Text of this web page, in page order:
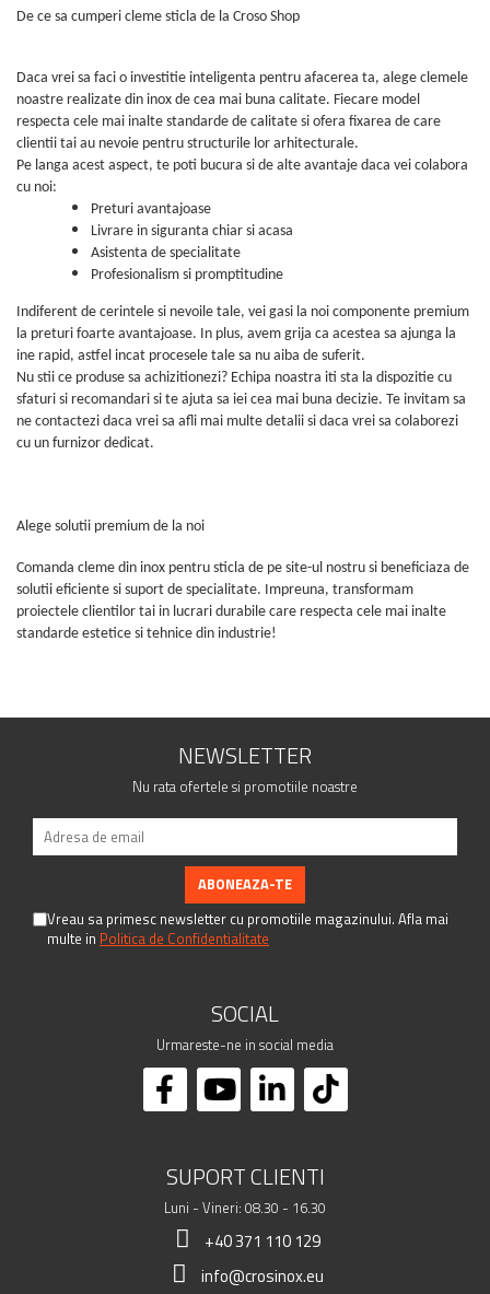
De ce sa cumperi cleme sticla de la Croso Shop
Daca vrei sa faci o investitie inteligenta pentru afacerea ta, alege clemele
noastre realizate din inox de cea mai buna calitate. Fiecare model
respecta cele mai inalte standarde de calitate si ofera fixarea de care
clientii tai au nevoie pentru structurile lor arhitecturale.
Pe langa acest aspect, te poti bucura si de alte avantaje daca vei colabora
cu noi:
Preturi avantajoase
Livrare in siguranta chiar si acasa
Asistenta de specialitate
Profesionalism si promptitudine
Indiferent de cerintele si nevoile tale, vei gasi la noi componente premium
la preturi foarte avantajoase. In plus, avem grija ca acestea sa ajunga la
ine rapid, astfel incat procesele tale sa nu aiba de suferit.
Nu stii ce produse sa achizitionezi? Echipa noastra iti sta la dispozitie cu
sfaturi si recomandari si te ajuta sa iei cea mai buna decizie. Te invitam sa
ne contactezi daca vrei sa afli mai multe detalii si daca vrei sa colaborezi
cu un furnizor dedicat.
Alege solutii premium de la noi
Comanda cleme din inox pentru sticla de pe site-ul nostru si beneficiaza de
solutii eficiente si suport de specialitate. Impreuna, transformam
proiectele clientilor tai in lucrari durabile care respecta cele mai inalte
standarde estetice si tehnice din industrie!
NEWSLETTER
Nu rata ofertele si promotiile noastre
Vreau sa primesc newsletter cu promotiile magazinului. Afla mai
multe in Politica de Confidentialitate
SOCIAL
Urmareste-ne in social media
SUPORT CLIENTI
Luni - Vineri: 08.30 - 16.30
+40 371 110 129
info@crosinox.eu